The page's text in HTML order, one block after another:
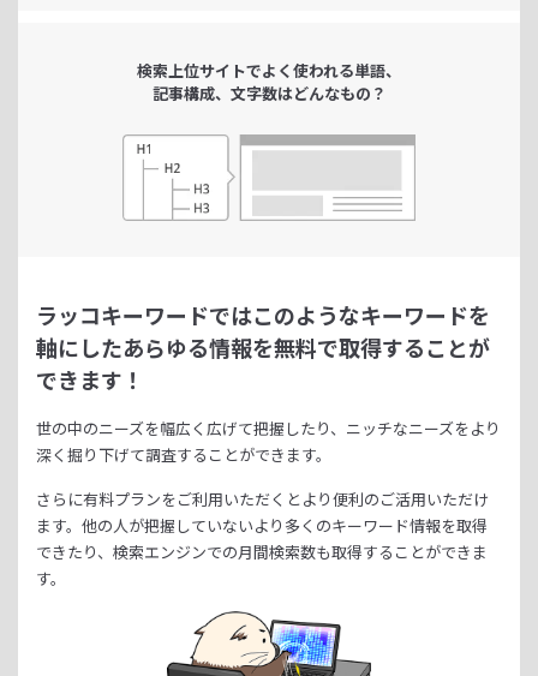
検索上位サイトでよく使われる単語、
記事構成、文字数はどんなもの？
ラッコキーワードではこのようなキーワードを
軸にしたあらゆる情報を無料で取得することが
できます！
世の中のニーズを幅広く広げて把握したり、 ニッチなニーズをより
深く掘り下げて調査することができます。
さらに有料プランをご利用いただくとより便利のご活用いただけ
ます。 他の人が把握していないより多くのキーワード情報を取得
できたり、 検索エンジンでの月間検索数も取得することができま
す。